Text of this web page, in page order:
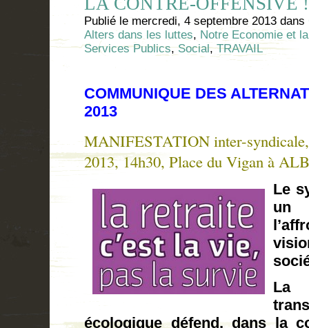
Publié le mercredi, 4 septembre 2013 dans
Alters dans les luttes, Notre Economie et
Services Publics,Social,TRAVAIL
COMMUNIQUE DES
2013
MANIFESTATION inter-
2013, 14h30, Place du Vigan à
Le
un
écologique défend, dans la